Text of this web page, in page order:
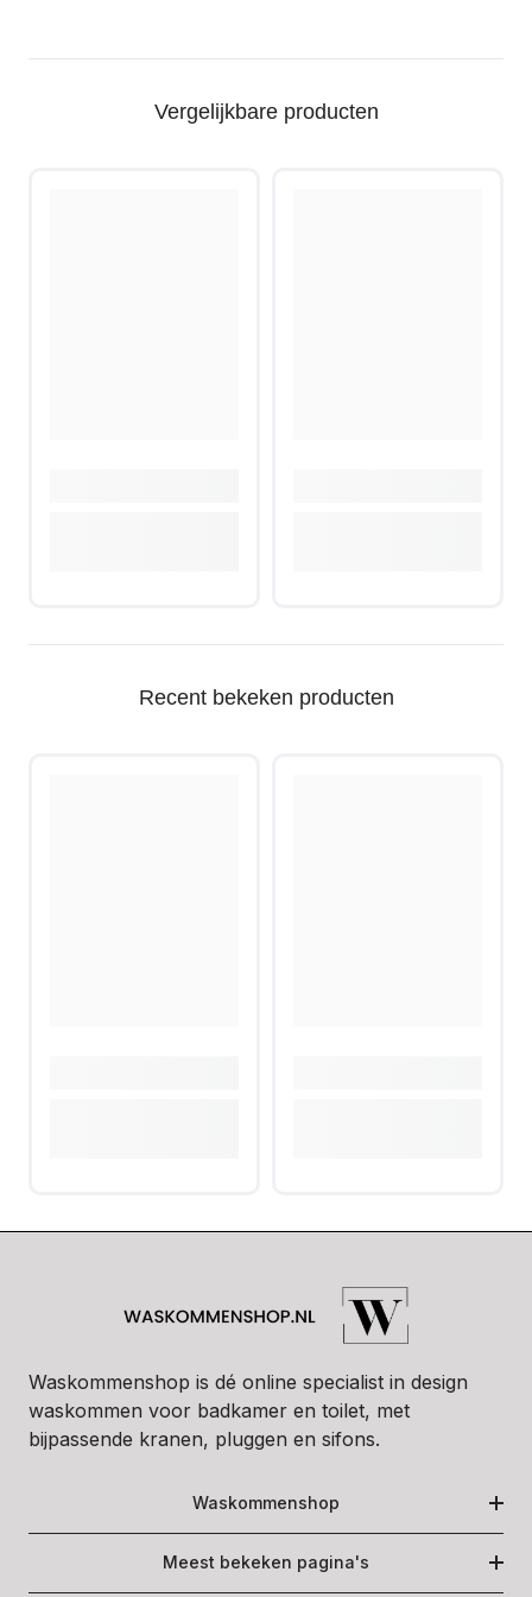
Vergelijkbare producten
Recent bekeken producten
Waskommenshop is dé online specialist in design
waskommen voor badkamer en toilet, met
bijpassende kranen, pluggen en sifons.
Waskommenshop
Meest bekeken pagina's